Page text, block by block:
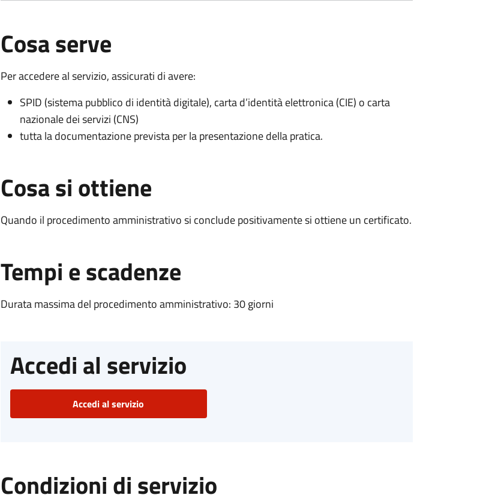
Cosa serve
Per accedere al servizio, assicurati di avere:
SPID (sistema pubblico di identità digitale), carta d’identità elettronica (CIE) o carta
nazionale dei servizi (CNS)
tutta la documentazione prevista per la presentazione della pratica.
Cosa si ottiene
Quando il procedimento amministrativo si conclude positivamente si ottiene un certificato.
Tempi e scadenze
Durata massima del procedimento amministrativo: 30 giorni
Accedi al servizio
Accedi al servizio
Condizioni di servizio